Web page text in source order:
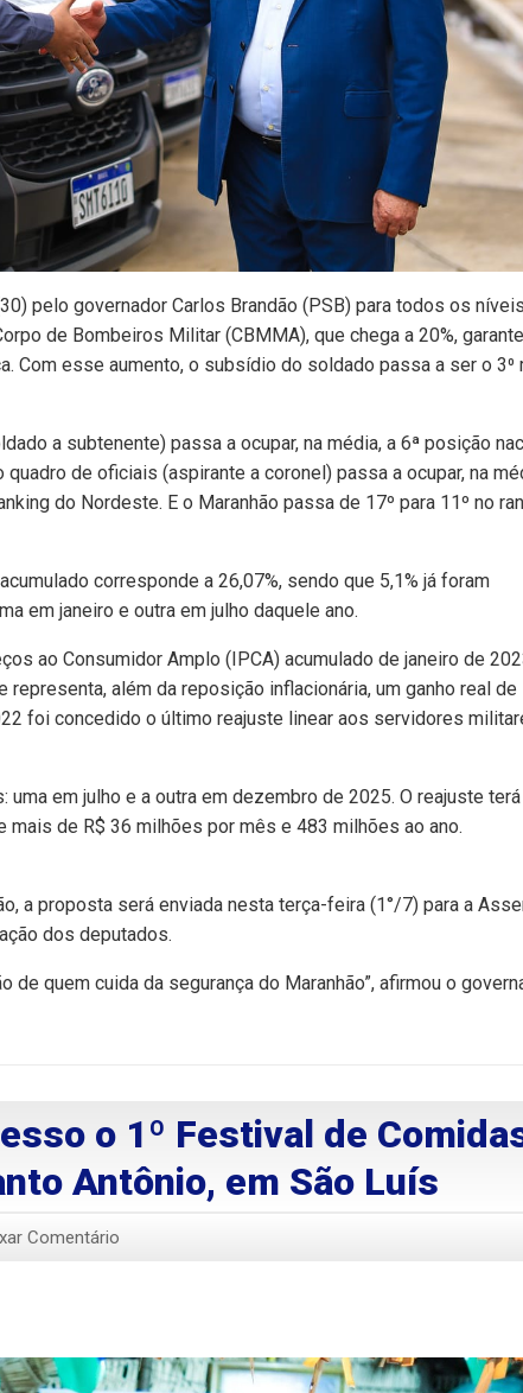
pelo governador Carlos Brandão (PSB) para todos os
de Bombeiros Militar (CBMMA), que chega a 20%,
Com esse aumento, o subsídio do soldado passa a ser o 3⁰
a subtenente) passa a ocupar, na média, a 6ª posição
de oficiais (aspirante a coronel) passa a ocupar, na
do Nordeste. E o Maranhão passa de 17º para 11º no
corresponde a 26,07%, sendo que 5,1% já foram
em janeiro e outra em julho daquele ano.
ao Consumidor Amplo (IPCA) acumulado de janeiro de
além da reposição inflacionária, um ganho real de
foi concedido o último reajuste linear aos servidores
em julho e a outra em dezembro de 2025. O reajuste
mais de R$ 36 milhões por mês e 483 milhões ao ano.
a proposta será enviada nesta terça-feira (1°/7) para a
dos deputados.
de quem cuida da segurança do Maranhão”, afirmou o
o 1º Festival de
Antônio, em São Luís
Comentário